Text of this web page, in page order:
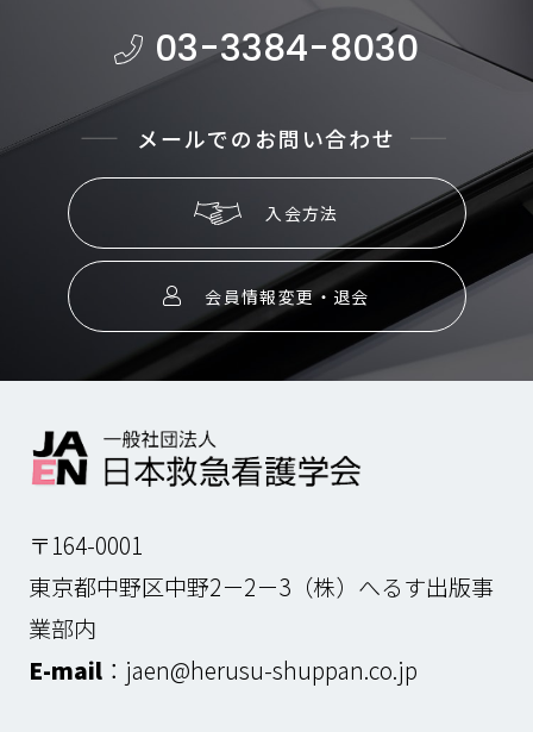
03-3384-8030
メールでのお問い合わせ
入会方法
会員情報変更・退会
〒164-0001
東京都中野区中野2－2－3（株）へるす出版事
業部内
E-mail： jaen@herusu-shuppan.co.jp